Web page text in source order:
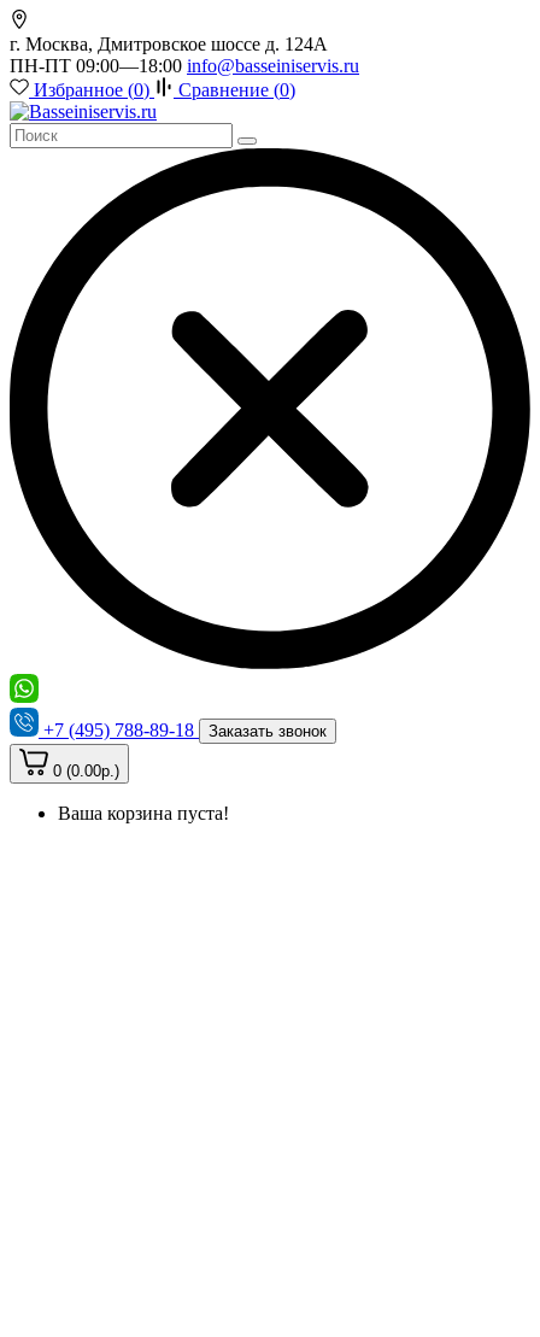
г. Москва, Дмитровское шоссе д. 124А
ПН-ПТ 09:00—18:00 info@basseiniservis.ru
Избранное (0) Сравнение (0)
+7 (495) 788-89-18 Заказать звонок
0 (0.00р.)
Ваша корзина пуста!